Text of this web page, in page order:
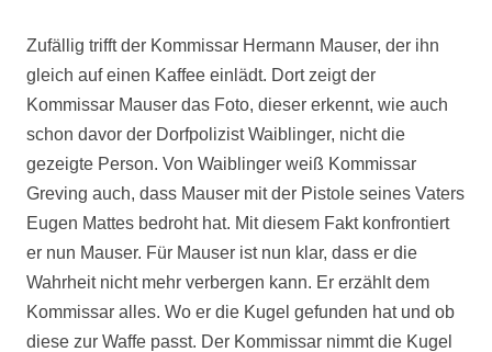
Zufällig trifft der Kommissar Hermann Mauser, der ihn
gleich auf einen Kaffee einlädt. Dort zeigt der
Kommissar Mauser das Foto, dieser erkennt, wie auch
schon davor der Dorfpolizist Waiblinger, nicht die
gezeigte Person. Von Waiblinger weiß Kommissar
Greving auch, dass Mauser mit der Pistole seines Vaters
Eugen Mattes bedroht hat. Mit diesem Fakt konfrontiert
er nun Mauser. Für Mauser ist nun klar, dass er die
Wahrheit nicht mehr verbergen kann. Er erzählt dem
Kommissar alles. Wo er die Kugel gefunden hat und ob
diese zur Waffe passt. Der Kommissar nimmt die Kugel